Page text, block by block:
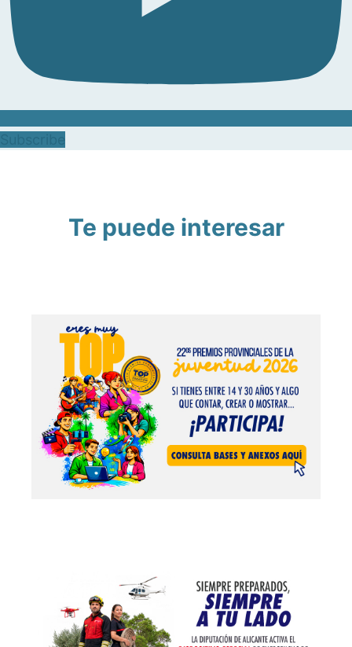
Te puede interesar